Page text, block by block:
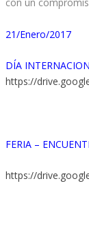
con un
21/Enero/2017
DÍA
https://
FERIA –
https://